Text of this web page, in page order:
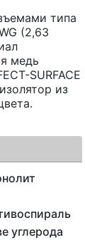
типа
(2,63
медь
SURFACE
из
углерода